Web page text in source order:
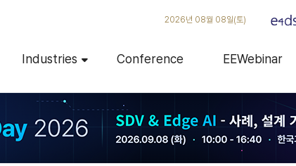
2026년 08월 08일(토)
Industries Conference EEWebinar